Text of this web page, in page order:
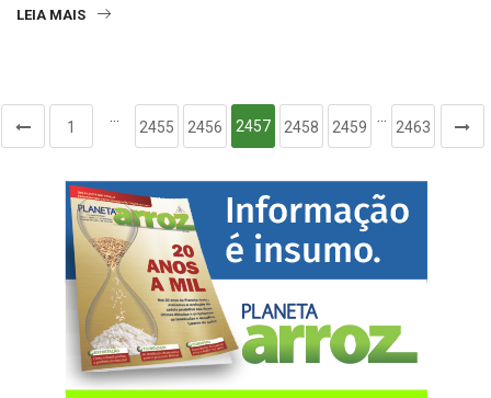
LEIA MAIS
1 2455 2456 2457 2458 2459 2463